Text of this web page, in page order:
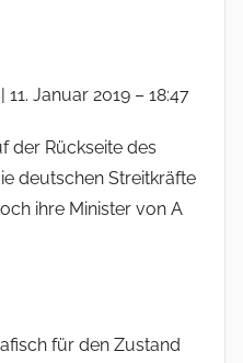
Januar 2019 – 18:47
der Rückseite des
deutschen Streitkräfte
ihre Minister von A
für den Zustand